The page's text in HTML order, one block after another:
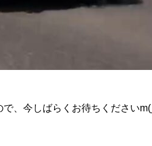
、今しばらくお待ちくださいm(_